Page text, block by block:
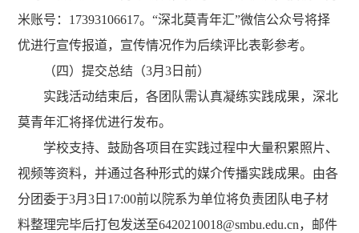
米账号： 17393106617。“深北莫青年汇”微信公众号将择
优进行宣传报道，宣传情况作为后续评比表彰参考。
（四）提交总结（3月3 日前）
实践活动结束后，各团队需认真凝练实践成果，深北
莫青年汇将择优进行发布。
学校支持、鼓励各项目在实践过程中大量积累照片、
视频等资料，并通过各种形式的媒介传播实践成果。由各
分团委于3月3 日 17:00前以院系为单位将负责团队电子材
料整理完毕后打包发送至6420210018@smbu.edu.cn，邮件